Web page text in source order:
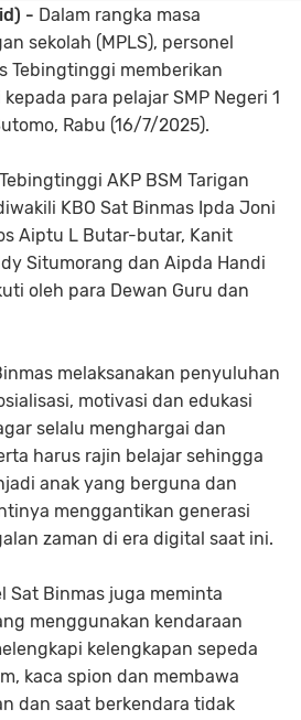
- Dalam rangka masa
sekolah (MPLS), personel
Tebingtinggi memberikan
para pelajar SMP Negeri 1
Rabu (16/7/2025).
AKP BSM Tarigan
KBO Sat Binmas Ipda Joni
Aiptu L Butar-butar, Kanit
Situmorang dan Aipda Handi
oleh para Dewan Guru dan
melaksanakan penyuluhan
motivasi dan edukasi
selalu menghargai dan
harus rajin belajar sehingga
anak yang berguna dan
menggantikan generasi
zaman di era digital saat ini.
Sat Binmas juga meminta
menggunakan kendaraan
kelengkapan sepeda
kaca spion dan membawa
dan saat berkendara tidak